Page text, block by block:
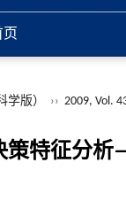
页
版） ›› 2009, Vol.
策特征分